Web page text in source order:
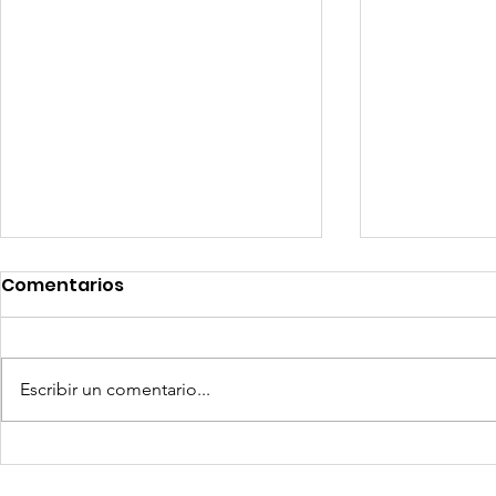
Quilla Resources US$ 25
Aceros
Comentarios
Escribir un comentario...